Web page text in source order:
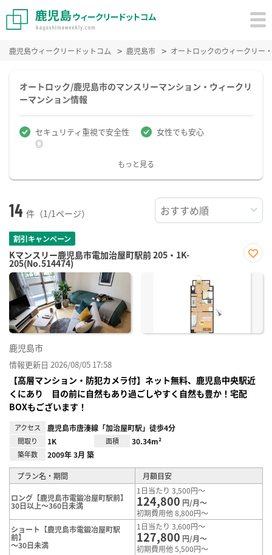
鹿児島ウィークリードットコム 鹿児島市 オートロックのウィークリー
オートロック/鹿児島市のマンスリーマンション・ウィークリ
ーマンション情報
セキュリティ重視で安全性
◎
女性でも安心
もっと見る
14 件（1/1ページ）
割引キャンペーン
Kマンスリー鹿児島市電加治屋町駅前 205・1K-
205(No.514474)
に入
鹿児島市
情報更新日 2026/08/05 17:58
【高層マンション・防犯カメラ付】ネット無料、鹿児島中央駅近
くにあり 目の前に自然もあり過ごしやすく自然も豊か！宅配
BOXもございます！
アクセス 鹿児島市唐湊線「加治屋町駅」徒歩4分
間取り 1K 面積 30.34m²
築年数 2009年 3月 築
プラン名・期間 月額目安
ロング【鹿児島市電鍛冶屋町駅前】
30日以上～360日未満
1日当たり 3,500円～
124,800 円/月～
初期費用他 8,800円～
ショート【鹿児島市電鍛冶屋町駅
前】
～30日未満
1日当たり 3,600円～
127,800 円/月～
初期費用他 5,500円～